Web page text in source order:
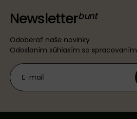
Newsletter
Odoberať naše novinky
Odoslaním súhlasím so spracovaním